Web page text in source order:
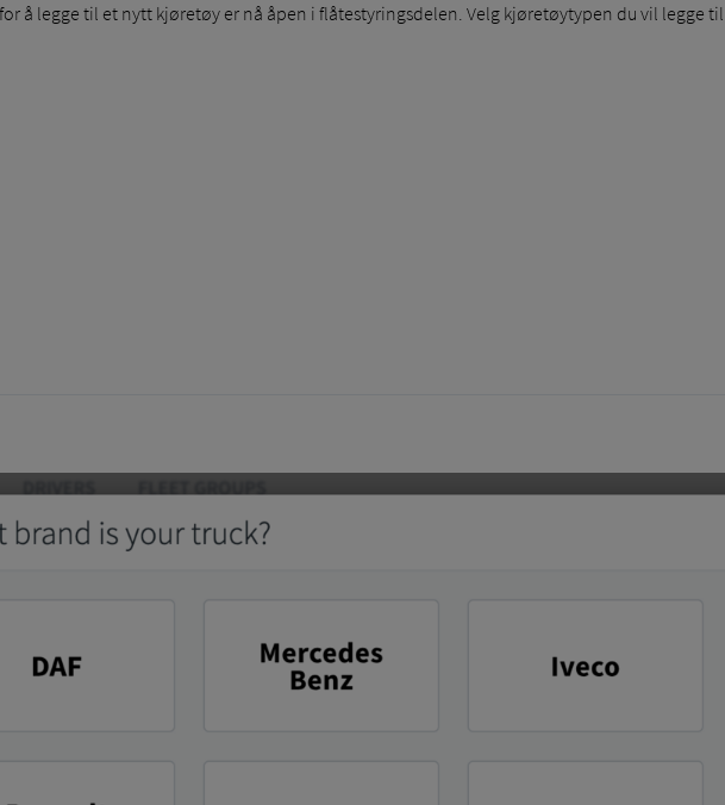
å legge til et nytt kjøretøy er nå åpen i flåtestyringsdelen. Velg kjøretøytypen du vil legge